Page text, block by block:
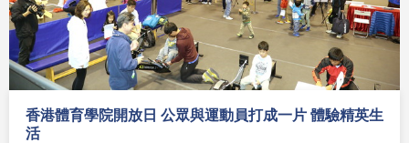
香港體育學院開放日 公眾與運動員打成一片 體驗精英生
活